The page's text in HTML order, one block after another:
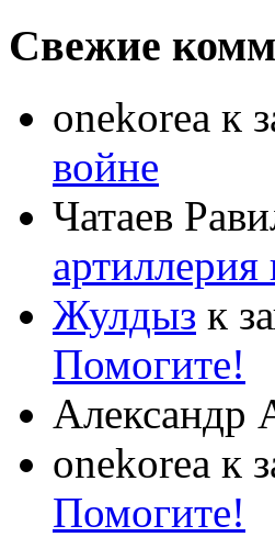
Свежие
onekorea к
войне
Чатаев
Жулдыз к
Помогите!
Александр
onekorea к
Помогите!